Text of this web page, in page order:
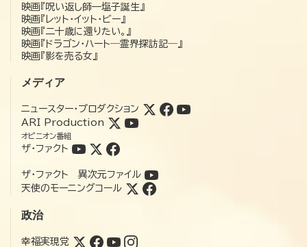
映画『呪い返し師—塩子誕生』
映画『レット・イット・ビー』
映画『二十歳に還りたい。』
映画『ドラゴン・ハート―霊界探訪記―』
映画『影を売る女』
メディア
ニュースター・プロダクション
ARI Production
オピニオン番組
ザ・ファクト
ザ・ファクト 異次元ファイル
天使のモーニングコール
政治
幸福実現党